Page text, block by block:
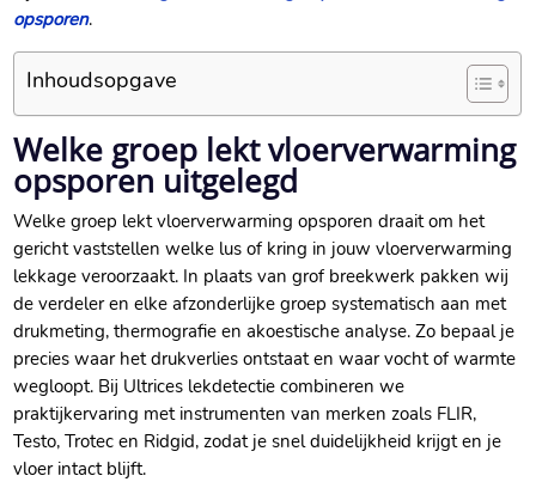
opsporen.​
Inhoudsopgave
Welke groep lekt vloerverwarming
opsporen uitgelegd
Welke groep lekt vloerverwarming opsporen draait om het
gericht vaststellen welke lus of kring in jouw vloerverwarming
lekkage veroorzaakt.​ In plaats van grof breekwerk pakken wij
de verdeler en elke afzonderlijke groep systematisch aan met
drukmeting, thermografie en akoestische analyse.​ Zo bepaal je
precies waar het drukverlies ontstaat en waar vocht of warmte
wegloopt.​ Bij Ultrices lekdetectie combineren we
praktijkervaring met instrumenten van merken zoals FLIR,
Testo, Trotec en Ridgid, zodat je snel duidelijkheid krijgt en je
vloer intact blijft.​